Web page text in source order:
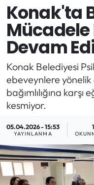
Konak'ta
Devam
Konak Belediyesi
ebeveynlere
bağımlılığına karşı
kesmiyor.
05.04.2026 - 15:53
YAYINLANMA